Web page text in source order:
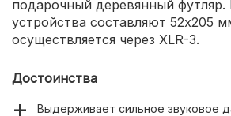
подарочный деревянный футляр.
устройства составляют 52x205
осуществляется через XLR-3.
Достоинства
Выдерживает сильное звуковое